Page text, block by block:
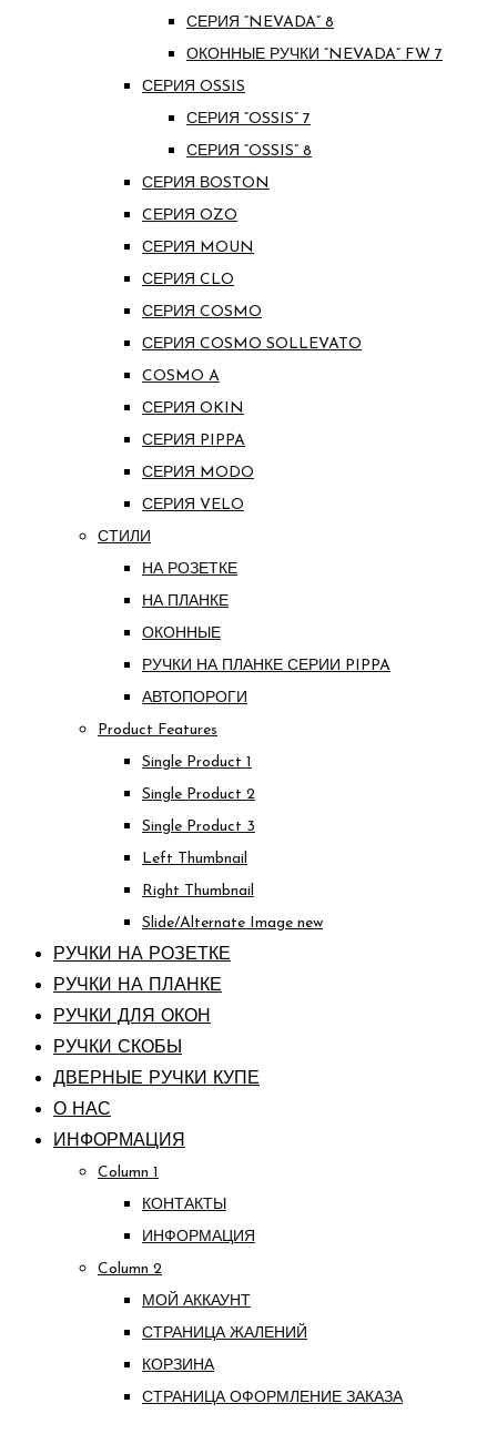
СЕРИЯ “NEVADA” 8
ОКОННЫЕ РУЧКИ “NEVADA” FW 7
СЕРИЯ OSSIS
СЕРИЯ “OSSIS” 7
СЕРИЯ “OSSIS” 8
СЕРИЯ ВOSTON
CЕРИЯ OZO
СЕРИЯ MOUN
СЕРИЯ CLO
СЕРИЯ COSMO
СЕРИЯ COSMO SOLLEVATO
COSMO A
СЕРИЯ OKIN
СЕРИЯ PIPPA
СЕРИЯ MODO
СЕРИЯ VELO
СТИЛИ
НА РОЗЕТКЕ
НА ПЛАНКЕ
ОКОННЫЕ
РУЧКИ НА ПЛАНКЕ СЕРИИ PIPPA
АВТОПОРОГИ
Product Features
Single Product 1
Single Product 2
Single Product 3
Left Thumbnail
Right Thumbnail
Slide/Alternate Image new
РУЧКИ НА РОЗЕТКЕ
РУЧКИ НА ПЛАНКЕ
РУЧКИ ДЛЯ ОКОН
РУЧКИ СКОБЫ
ДВЕРНЫЕ РУЧКИ КУПЕ
О НАС
ИНФОРМАЦИЯ
Column 1
КОНТАКТЫ
ИНФОРМАЦИЯ
Column 2
МОЙ АККАУНТ
СТРАНИЦА ЖАЛЕНИЙ
КОРЗИНА
СТРАНИЦА ОФОРМЛЕНИЕ ЗАКАЗА